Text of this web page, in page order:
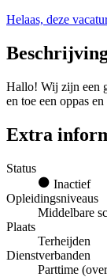
Helaas, deze
Hallo! Wij zijn een
en toe een oppas
Extra
Status
Inactief
Opleidingsniveaus
Middelbare
Plaats
Terheijden
Dienstverbanden
Parttime